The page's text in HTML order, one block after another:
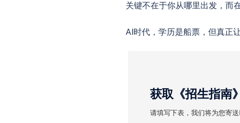
关键不在于你从哪里出发，而
AI时代，学历是船票，但真正
获取《招生指南》
请填写下表，我们将为您寄